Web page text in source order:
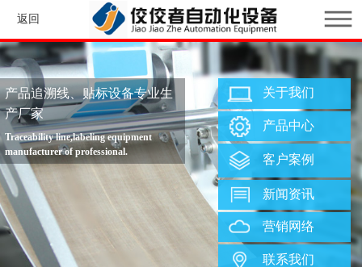
返回
产品追溯线、贴标设备专业生
产厂家
Traceability line,labeling equipment
manufacturer of professional.
关于我们
产品中心
客户案例
新闻资讯
营销网络
联系我们